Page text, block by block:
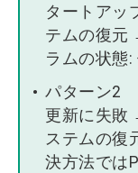
タートアッ
テムの復元
ラムの状態
パターン2
更新に失敗
ステムの復
決方法では